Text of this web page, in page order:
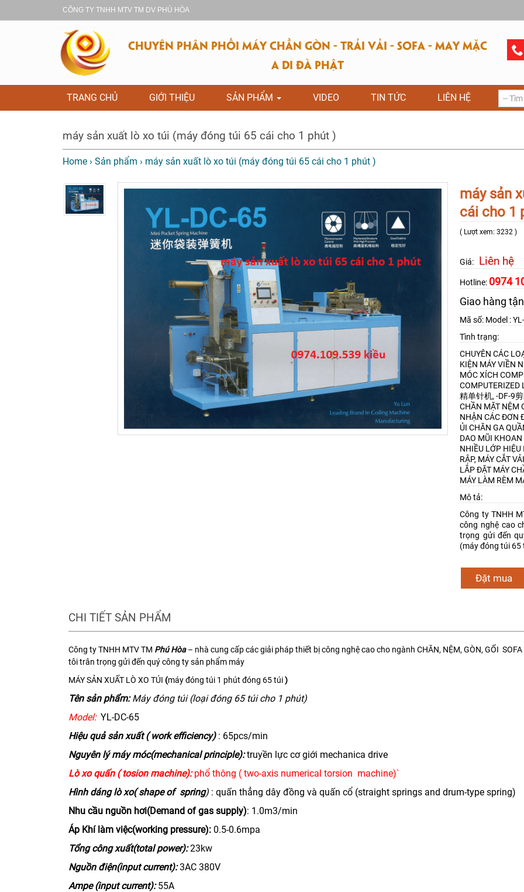
CÔNG TY TNHH MTV TM DV PHÚ HÒA
CHUYÊN PHÂN PHỐI MÁY CHẦN GÒN - TRẢI VẢI - SOFA - MAY MẶC
A DI ĐÀ PHẬT
TRANG CHỦ GIỚI THIỆU SẢN PHẨM VIDEO TIN TỨC LIÊN HỆ
máy sản xuất lò xo túi (máy đóng túi 65 cái cho 1 phút )
Home › Sản phẩm › máy sản xuất lò xo túi (máy đóng túi 65 cái cho 1 phút )
máy sản
cái cho 1
( Lượt xem: 3232 )
Giá: Liên hệ
Hotline: 0974
Giao hàng
Mã số: Model :
Tình trạng:
CHUYÊN CÁC
KIỆN MÁY VIỀN
MÓC XÍCH
COMPUTERIZED
精单针机, -DF-9
CHẦN MẶT NỆM
NHẬN CÁC ĐƠN
ỦI CHĂN GA
DAO MŨI KHOAN
NHIỀU LỚP HIỆU
RẬP, MÁY CẮT
LẮP ĐẶT MÁY
MÁY LÀM RÈM
Mô tả:
Công ty TNHH
công nghệ cao
trọng gửi đến
(máy đóng túi 65
Đặt mua
CHI TIẾT SẢN PHẨM
Công ty TNHH MTV TM Phú Hòa– nhà cung cấp các giải pháp thiết bị công nghệ cao cho ngành CHĂN, NỆM, GÒN, GỐI
tôi trân trọng gửi đến quý công ty sản phẩm máy
MÁY SẢN XUẤT LÒ XO TÚI (máy đóng túi 1 phút đóng 65 túi)
Tên sản phẩm:Máy đóng túi(loại đóng 65 túi cho 1 phút)
Model: YL-DC-65
Hiệu quả sản xuất ( work efficiency): 65pcs/min
Nguyên lý máy móc(mechanical principle):truyền lực cơ giới mechanica drive
Lò xo quấn ( tosion machine):phổ thông ( two-axis numerical torsion machine)`
Hình dáng lò xo( shape of spring) : quấn thẳng dây đồng và quấn cổ (straight springs and drum-type spring)
Nhu cầu nguồn hơi(Demand of gas supply): 1.0m3/min
Áp Khí làm việc(working pressure): 0.5-0.6mpa
Tổng công xuất(total power):23kw
Nguồn điện(input current):3AC 380V
Ampe (input current):55A